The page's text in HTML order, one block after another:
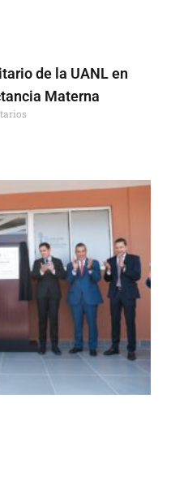
de la UANL en
Materna